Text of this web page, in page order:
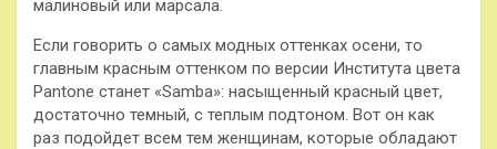
малиновый или марсала.
Если говорить о самых модных оттенках осени, то
главным красным оттенком по версии Института цвета
Pantone станет «Samba»: насыщенный красный цвет,
достаточно темный, с теплым подтоном. Вот он как
раз подойдет всем тем женщинам, которые обладают